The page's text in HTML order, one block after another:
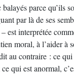
parce qu’ils
par là de ses
est interprétée
moral, à l’aider à
au contraire : ce
qui est anormal,